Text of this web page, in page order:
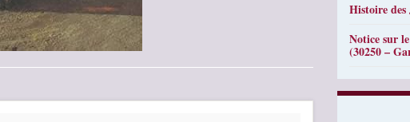
Histoire
Notice sur
(30250 –